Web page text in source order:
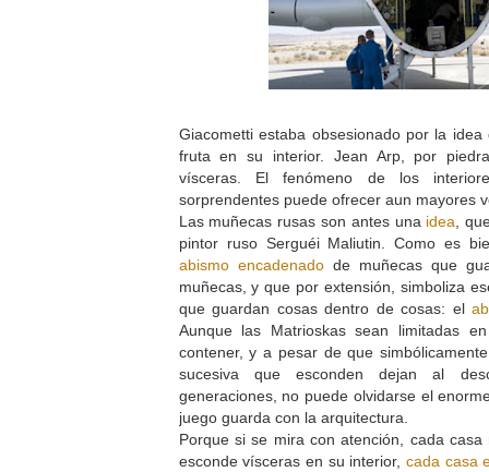
Giacometti estaba obsesionado por la
fruta en su interior. Jean Arp, por
vísceras. El fenómeno de los
sorprendentes puede ofrecer aun mayores
Las muñecas rusas son antes una idea ,
pintor ruso Serguéi Maliutin. Como es
abismo encadenadode muñecas que
muñecas, y que por extensión, simboliza
que guardan cosas dentro de cosas: el
Aunque las Matrioskas sean limitadas
contener, y a pesar de que
sucesiva que esconden dejan al
generaciones, no puede olvidarse el
juego guarda con la arquitectura.
Porque si se mira con atención, cada
esconde vísceras en su interior,cada casa